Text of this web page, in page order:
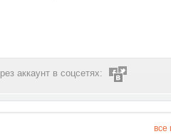
аккаунт в соцсетях:
все